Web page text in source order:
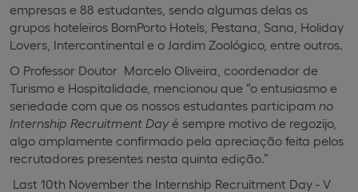
empresas e 88 estudantes, sendo algumas delas os
grupos hoteleiros BomPorto Hotels, Pestana, Sana, Holiday
Lovers, Intercontinental e o Jardim Zoológico, entre outros.
O Professor Doutor Marcelo Oliveira, coordenador de
Turismo e Hospitalidade, mencionou que “o entusiasmo e
seriedade com que os nossos estudantes participam no
Internship Recruitment Dayé sempre motivo de regozijo,
algo amplamente confirmado pela apreciação feita pelos
recrutadores presentes nesta quinta edição.”
Last 10th November the Internship Recruitment Day - V